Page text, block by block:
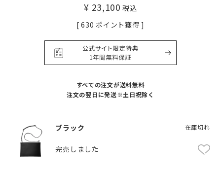
¥ 23,100 税込
[ 630 ポイント獲得 ]
すべての注文が送料無料
注文の翌日に発送※土日祝除く
ブラック 在庫切れ
完売しました